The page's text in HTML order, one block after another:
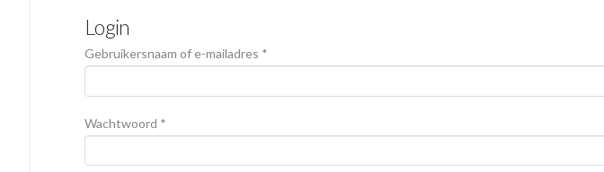
Login
Gebruikersnaam of e-mailadres *Vereist
Wachtwoord *Vereist